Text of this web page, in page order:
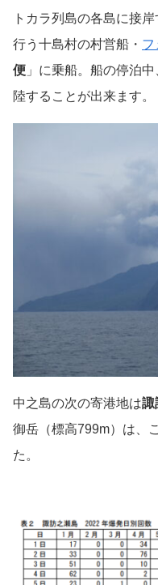
トカラ列島の各島に接
行う十島村の村営船・ フ
便 」に乗船。船の停泊
陸することが出来ます。
中之島の次の寄港地は諏
御岳（標高799m）は、
た。